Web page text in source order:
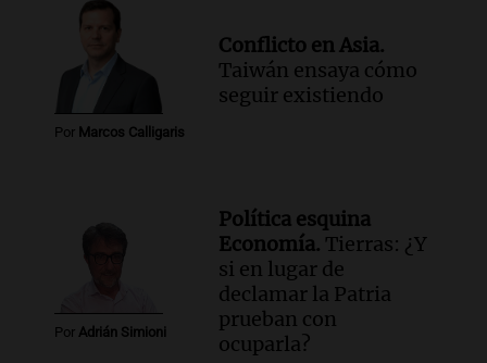
Por Marcos Calligaris
Conflicto en Asia.
Taiwán ensaya cómo
seguir existiendo
Por Adrián Simioni
Política esquina
Economía. Tierras: ¿Y
si en lugar de
declamar la Patria
prueban con
ocuparla?